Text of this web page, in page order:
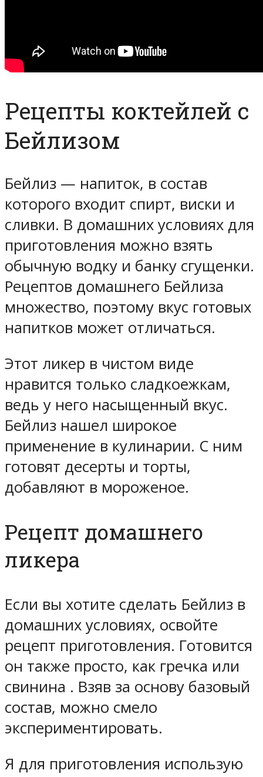
Рецепты коктейлей с
Бейлизом
Бейлиз — напиток, в состав
которого входит спирт, виски и
сливки. В домашних условиях для
приготовления можно взять
обычную водку и банку сгущенки.
Рецептов домашнего Бейлиза
множество, поэтому вкус готовых
напитков может отличаться.
Этот ликер в чистом виде
нравится только сладкоежкам,
ведь у него насыщенный вкус.
Бейлиз нашел широкое
применение в кулинарии. С ним
готовят десерты и торты,
добавляют в мороженое.
Рецепт домашнего
ликера
Если вы хотите сделать Бейлиз в
домашних условиях, освойте
рецепт приготовления. Готовится
он также просто, как гречка или
свинина . Взяв за основу базовый
состав, можно смело
экспериментировать.
Я для приготовления использую